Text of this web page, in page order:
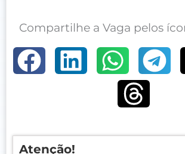
Compartilhe a Vaga pelos
Atenção!